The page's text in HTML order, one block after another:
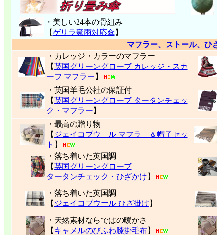
・美しい24本の骨組み
【ゲリラ豪雨対応傘 】
マフラー、ストール、ひ
・カレッジ・カラーのマフラー
【英国グリーングローブ カレッジ・スカ
ーフ マフラー 】
・英国羊毛公社の保証付
【英国グリーングローブ タータンチェッ
ク・マフラー 】
・最高の贈り物
【 ジェイコブウール マフラー＆帽子セッ
ト 】
・落ち着いた英国調
【英国グリーングローブ
タータンチェック・ひざかけ 】
・落ち着いた英国調
【 ジェイコブウール ひざ掛け 】
・天然素材ならではの暖かさ
【 キャメルのびふわ膝掛毛布】